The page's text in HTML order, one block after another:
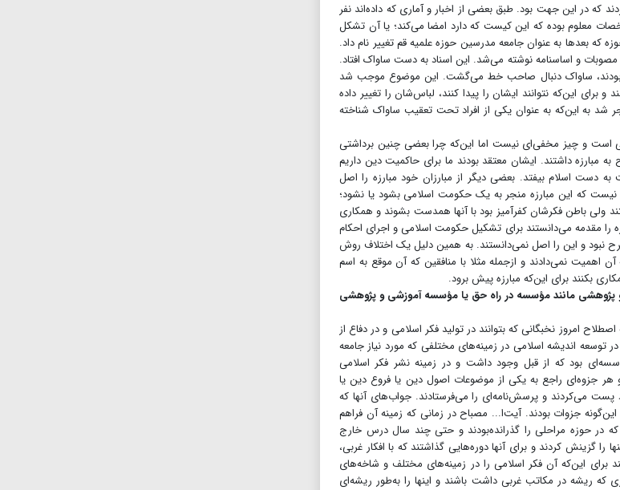
که در این جهت بود. طبق بعضی از اخبار و آماری که داده‌اند نفر
معلوم بوده که این کیست که دارد امضا می‌کند؛ یا آن تشکل
در حوزه تشکیل دادند و متشکل از ۱۱ استاد برجسته حوزه که بعدها به عنوان جامعه مدرسین حوزه علمیه قم تغییر نام داد.
و اساسنامه نوشته می‌شد. این اسناد به دست ساواک افتاد.
ساواک دنبال صاحب خط می‌گشت. این موضوع موجب شد
این‌که نتوانند ایشان را پیدا کنند، لباس‌شان را تغییر داده
به این‌که به عنوان یکی از افراد تحت تعقیب ساواک شناخته
است و چیز مخفی‌ای نیست اما این‌که چرا بعضی چنین برداشتی
مبارزه داشتند. ایشان معتقد بودند ما برای حاکمیت دین داریم
دست اسلام بیفتد. بعضی دیگر از مبارزان خود مبارزه را اصل
نیست که این مبارزه منجر به یک حکومت اسلامی بشود یا نشود؛
ولی باطن فکرشان کفرآمیز بود با آنها همدست بشوند و همکاری
را مقدمه می‌دانستند برای تشکیل حکومت اسلامی و اجرای احکام
نبود و این را اصل نمی‌دانستند. به همین دلیل یک اختلاف روش
آن اهمیت نمی‌دادند و از‌جمله مثلا با منافقین که آن موقع به اسم
بکنند برای این‌که مبارزه پیش برود.
پژوهشی مانند مؤسسه در راه حق یا مؤسسه آموزشی و پژوهشی
امروز نخبگانی که بتوانند در تولید فکر اسلامی و در دفاع از
توسعه اندیشه اسلامی در زمینه‌های مختلفی که مورد نیاز جامعه
بود که از قبل وجود داشت و در زمینه نشر فکر اسلامی
جزوه‌ای راجع به یکی از موضوعات اصول دین یا فروع دین یا
پست می‌کردند و پرسش‌نامه‌ای را می‌فرستادند. جواب‌های آنها که
جزوات بودند. آیت‌ا... مصباح در زمانی که زمینه آن فراهم
حوزه مراحلی را گذرانده‌بودند و حتی چند سال درس خارج
را گزینش کردند و برای آنها دوره‌هایی گذاشتند که با افکار غربی،
برای این‌که آن فکر اسلامی را در زمینه‌های مختلف و شاخه‌های
که ریشه در مکاتب غربی داشت باشند و اینها را به‌طور ریشه‌ای